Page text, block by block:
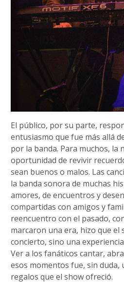
El público, por su parte,
entusiasmo que fue más allá
por la banda. Para muchos, la
oportunidad de revivir
sean buenos o malos. Las
la banda sonora de muchas
amores, de encuentros y
compartidas con amigos y
reencuentro con el pasado,
marcaron una era, hizo que
concierto, sino una
Ver a los fanáticos cantar,
esos momentos fue, sin duda,
regalos que el show ofreció.